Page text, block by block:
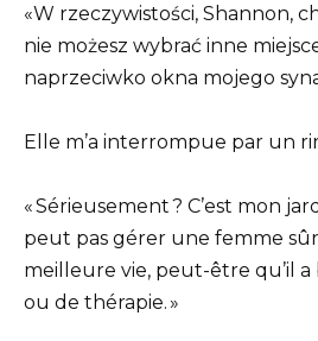
«W rzeczywistości, Shannon,
nie możesz wybrać inne
naprzeciwko okna mojego
Elle m’a interrompue par un
« Sérieusement ? C’est mon
peut pas gérer une femme
meilleure vie, peut-être qu’il
ou de thérapie. »